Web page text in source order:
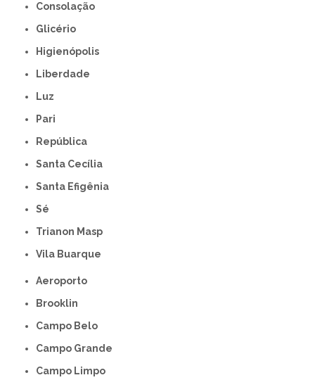
Consolação
Glicério
Higienópolis
Liberdade
Luz
Pari
República
Santa Cecília
Santa Efigênia
Sé
Trianon Masp
Vila Buarque
Aeroporto
Brooklin
Campo Belo
Campo Grande
Campo Limpo